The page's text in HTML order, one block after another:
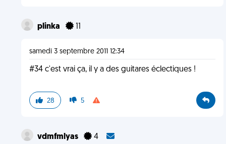
plinka 11
samedi 3 septembre 2011 12:34
#34 c'est vrai ça, il y a des guitares éclectiques !
28 5
vdmfmlyas 4